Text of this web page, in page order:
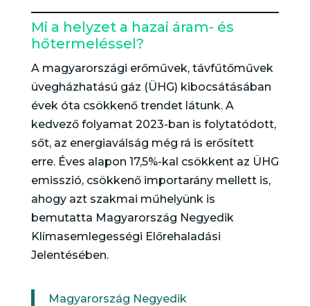
Mi a helyzet a hazai áram- és
hőtermeléssel?
A magyarországi erőművek, távfűtőművek
üvegházhatású gáz (ÜHG) kibocsátásában
évek óta csökkenő trendet látunk. A
kedvező folyamat 2023-ban is folytatódott,
sőt, az energiaválság még rá is erősített
erre. Éves alapon 17,5%-kal csökkent az ÜHG
emisszió, csökkenő importarány mellett is,
ahogy azt szakmai műhelyünk is
bemutatta Magyarország Negyedik
Klímasemlegességi Előrehaladási
Jelentésében.
Magyarország Negyedik